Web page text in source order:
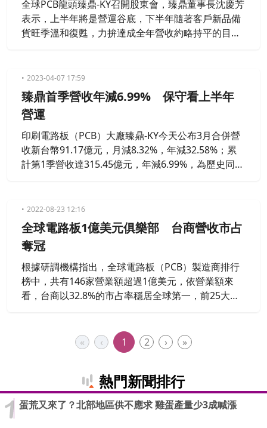
全球PCB龍頭臻鼎-KY召開股東會，臻鼎董事長沈慶芳
表示，上半年將是營運谷底，下半年隨著客戶新品備
貨旺季溫和復甦，力拚達成全年營收約略持平的目
2023-04-07 17:59
臻鼎首季營收年減6.99% 保守看上半年
營運
印刷電路板（PCB）大廠臻鼎-KY今天公布3月合併營
收新台幣91.17億元，月減8.32%，年減32.58%；累
計第1季營收達315.45億元，年減6.99%，為歷史同期
2022-08-23 12:16
全球電路板1億美元俱樂部 台商營收市占
奪冠
根據研調機構指出，全球電路板（PCB）製造商排行
榜中，共有146家營業額超過1億美元，依營業額來
看，台商以32.8%的市占率穩居全球第一，前25大電
« ‹ 1 2 › »
熱門新聞排行
蛋荒又來了？北部地區供不應求 雞蛋產量少3成喊漲